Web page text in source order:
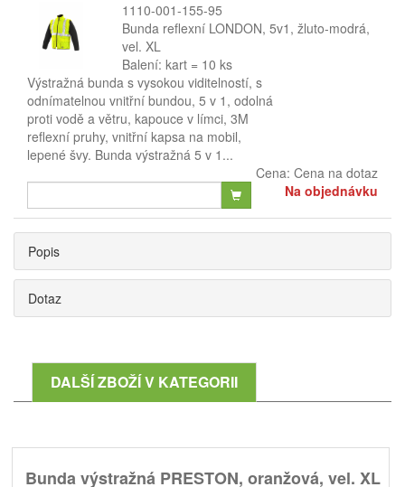
1110-001-155-95
Bunda reflexní LONDON, 5v1, žluto-modrá,
vel. XL
Balení: kart = 10 ks
Výstražná bunda s vysokou viditelností, s
odnímatelnou vnitřní bundou, 5 v 1, odolná
proti vodě a větru, kapouce v límci, 3M
reflexní pruhy, vnitřní kapsa na mobil,
lepené švy. Bunda výstražná 5 v 1...
Cena: Cena na dotaz
Na objednávku
Popis
Dotaz
DALŠÍ ZBOŽÍ V KATEGORII
Bunda výstražná PRESTON, oranžová, vel. XL